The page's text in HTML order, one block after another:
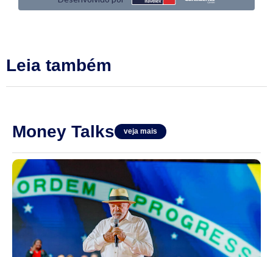
Leia também
Money Talks veja mais